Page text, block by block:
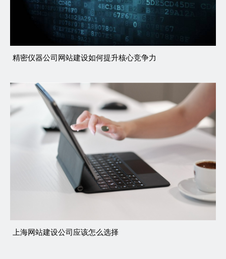
精密仪器公司网站建设如何提升核心竞争力
上海网站建设公司应该怎么选择